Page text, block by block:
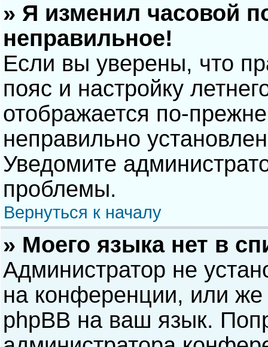
» Я изменил часовой
неправильное!
Если вы уверены, что
пояс и настройку
отображается по-
неправильно
Уведомите
проблемы.
Вернуться к началу
» Моего языка нет в
Администратор не
на конференции, или же
phpBB на ваш язык.